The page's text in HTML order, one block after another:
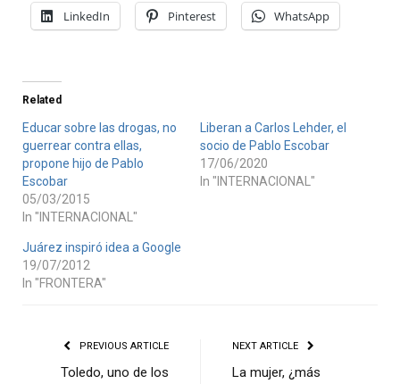
LinkedIn Pinterest WhatsApp
Related
Educar sobre las drogas, no
guerrear contra ellas,
propone hijo de Pablo
Escobar
05/03/2015
In "INTERNACIONAL"
Liberan a Carlos Lehder, el
socio de Pablo Escobar
17/06/2020
In "INTERNACIONAL"
Juárez inspiró idea a Google
19/07/2012
In "FRONTERA"
PREVIOUS ARTICLE
Toledo, uno de los
NEXT ARTICLE
La mujer, ¿más